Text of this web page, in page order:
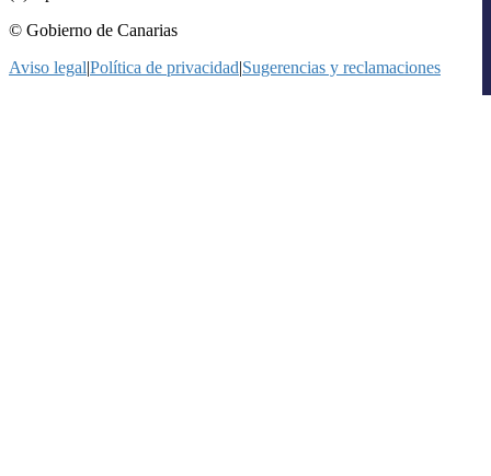
© Gobierno de Canarias
Aviso legal|Política de privacidad|Sugerencias y reclamaciones